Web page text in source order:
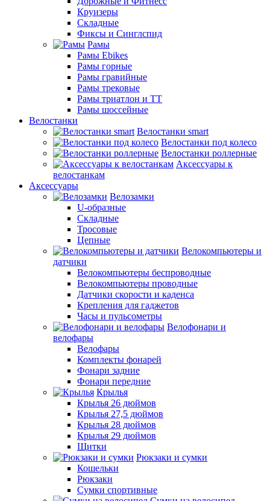
Круизеры
Складные
Фиксы и Синглспид
Рамы
Рамы Ebikes
Рамы горные
Рамы гравийные
Рамы трековые
Рамы триатлон и ТТ
Рамы шоссейные
Велостанки
Велостанки smart
Велостанки под колесо
Велостанки роллерные
Аксессуары к
велостанкам
Аксессуары
Велозамки
U-образные
Складные
Тросовые
Цепные
Велокомпьютеры и
датчики
Велокомпьютеры беспроводные
Велокомпьютеры проводные
Датчики скорости и каденса
Крепления для гаджетов
Часы и пульсометры
Велофонари и
велофары
Велофары
Комплекты фонарей
Фонари задние
Фонари передние
Крылья
Крылья 26 дюймов
Крылья 27,5 дюймов
Крылья 28 дюймов
Крылья 29 дюймов
Щитки
Рюкзаки и сумки
Кошельки
Рюкзаки
Сумки спортивные